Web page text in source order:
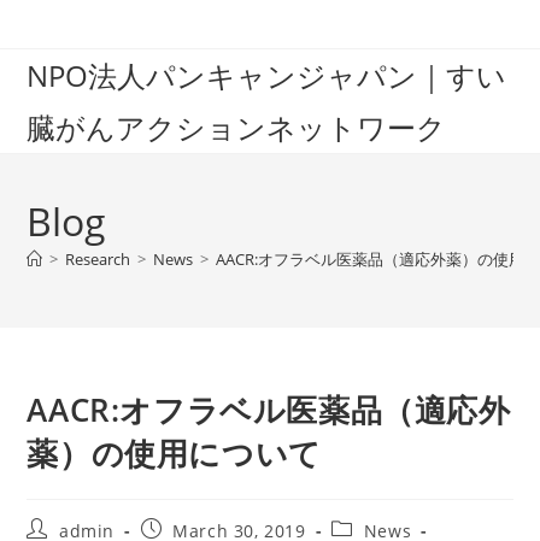
contentNPO法人パンキャンジャパン｜すい
臓がんアクションネットワーク
Blog
> Research > News > AACR:オフラベル医薬品（適応外薬）の使用
AACR:オフラベル医薬品（適応外
薬）の使用について
Postadmin
PostMarch 30, 2019
PostNews